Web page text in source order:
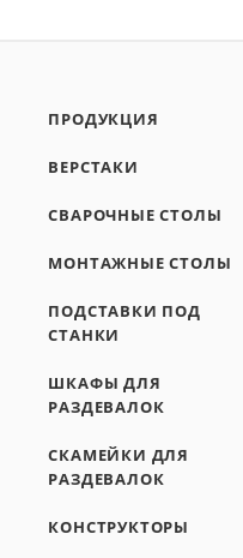
ПРОДУКЦИЯ
ВЕРСТАКИ
СВАРОЧНЫЕ СТОЛЫ
МОНТАЖНЫЕ СТОЛЫ
ПОДСТАВКИ ПОД
СТАНКИ
ШКАФЫ ДЛЯ
РАЗДЕВАЛОК
СКАМЕЙКИ ДЛЯ
РАЗДЕВАЛОК
КОНСТРУКТОРЫ